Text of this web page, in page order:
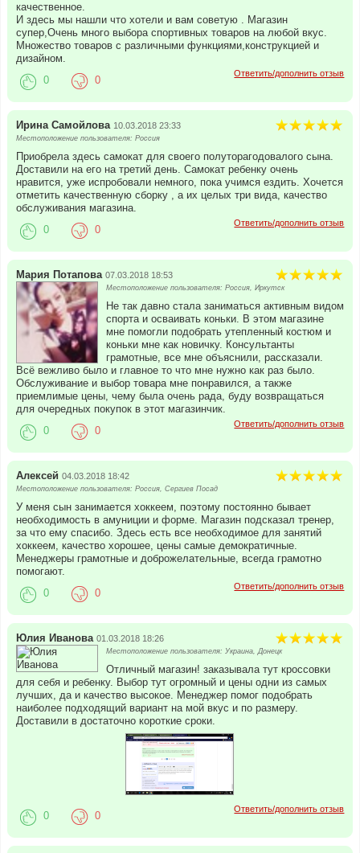
качественное.
И здесь мы нашли что хотели и вам советую . Магазин
супер,Очень много выбора спортивных товаров на любой вкус.
Множество товаров с различными функциями,конструкцией и
дизайном.
Ответить/дополнить отзыв
0 0
Ирина Самойлова 10.03.2018 23:33
Местоположение пользователя: Россия
Приобрела здесь самокат для своего полуторагодовалого сына.
Доставили на его на третий день. Самокат ребенку очень
нравится, уже испробовали немного, пока учимся ездить. Хочется
отметить качественную сборку , а их целых три вида, качество
обслуживания магазина.
Ответить/дополнить отзыв
0 0
Мария Потапова 07.03.2018 18:53
Местоположение пользователя: Россия, Иркутск
Не так давно стала заниматься активным видом
спорта и осваивать коньки. В этом магазине
мне помогли подобрать утепленный костюм и
коньки мне как новичку. Консультанты
грамотные, все мне объяснили, рассказали.
Всё вежливо было и главное то что мне нужно как раз было.
Обслуживание и выбор товара мне понравился, а также
приемлимые цены, чему была очень рада, буду возвращаться
для очередных покупок в этот магазинчик.
Ответить/дополнить отзыв
0 0
Алексей 04.03.2018 18:42
Местоположение пользователя: Россия, Сергиев Посад
У меня сын занимается хоккеем, поэтому постоянно бывает
необходимость в амуниции и форме. Магазин подсказал тренер,
за что ему спасибо. Здесь есть все необходимое для занятий
хоккеем, качество хорошее, цены самые демократичные.
Менеджеры грамотные и доброжелательные, всегда грамотно
помогают.
Ответить/дополнить отзыв
0 0
Юлия Иванова 01.03.2018 18:26
Местоположение пользователя: Украина, Донецк
Отличный магазин! заказывала тут кроссовки
для себя и ребенку. Выбор тут огромный и цены одни из самых
лучших, да и качество высокое. Менеджер помог подобрать
наиболее подходящий вариант на мой вкус и по размеру.
Доставили в достаточно короткие сроки.
Ответить/дополнить отзыв
0 0